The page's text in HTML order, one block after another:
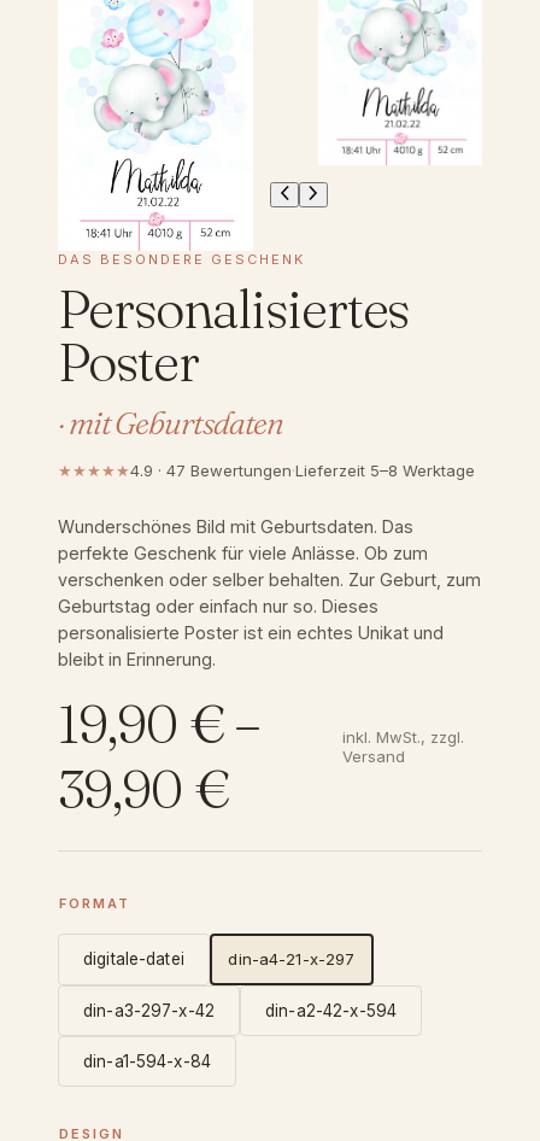
DAS BESONDERE GESCHENK
Personalisiertes
Poster
· mit Geburtsdaten
★★★★★4.9 · 47 Bewertungen·Lieferzeit 5–8 Werktage
Wunderschönes Bild mit Geburtsdaten. Das
perfekte Geschenk für viele Anlässe. Ob zum
verschenken oder selber behalten. Zur Geburt, zum
Geburtstag oder einfach nur so. Dieses
personalisierte Poster ist ein echtes Unikat und
bleibt in Erinnerung.
19,90 €–
39,90 €P
r
e
i
s
inkl. MwSt., zzgl.
Versand
FORMAT
digitale-datei din-a4-21-x-297
din-a3-297-x-42 din-a2-42-x-594
din-a1-594-x-84
DESIGN